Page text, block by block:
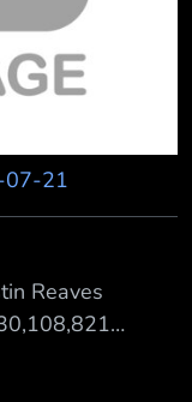
在NBA制度上能
21
Reaves
Vanderbilt